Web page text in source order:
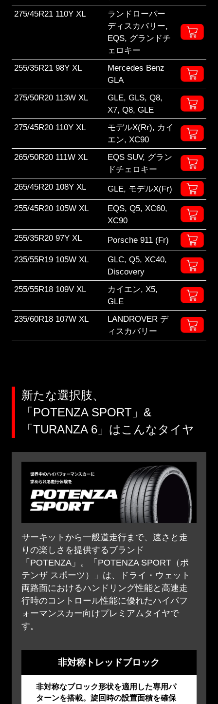
275/45R21 110Y XL
ランドローバー
ディスカバリー,
EQS, グランドチ
ェロキー
255/35R21 98Y XL
Mercedes Benz
GLA
275/50R20 113W XL
GLE, GLS, Q8,
X7, Q8, GLE
275/45R20 110Y XL
モデルX(Rr), カイ
エン, XC90
265/50R20 111W XL
EQS SUV, グラン
ドチェロキー
265/45R20 108Y XL
GLE, モデルX(Fr)
255/45R20 105W XL
EQS, Q5, XC60,
XC90
255/35R20 97Y XL
Porsche 911 (Fr)
235/55R19 105W XL
GLC, Q5, XC40,
Discovery
255/55R18 109V XL
カイエン, X5,
GLE
235/60R18 107W XL
LANDROVER デ
ィスカバリー
新たな選択肢、
「POTENZA SPORT」&
「TURANZA 6」はこんなタイヤ
サーキットから一般道走行まで、速さと走
りの楽しさを提供するブランド
「POTENZA」。「POTENZA SPORT（ポ
テンザ スポーツ）」は、ドライ・ウェット
両路面におけるハンドリング性能と高速走
行時のコントロール性能に優れたハイパフ
ォーマンスカー向けプレミアムタイヤで
す。
非対称トレッドブロック
非対称なブロック形状を適用した専用パ
ターンを搭載。旋回時の設置面積を確保